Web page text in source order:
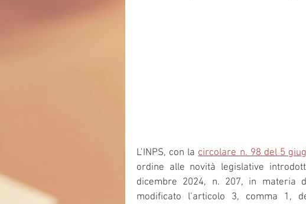
L’INPS, con la circolare n. 98 del 5
ordine alle novità legislative
dicembre 2024, n. 207, in materia
modificato l’articolo 3, comma 1,